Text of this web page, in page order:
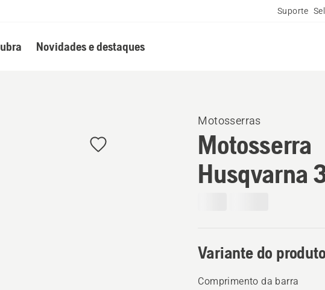
Suporte
Novidades e destaques
Motosserras
Motosserra
Husqvarna
Variante do produto
Comprimento da barra